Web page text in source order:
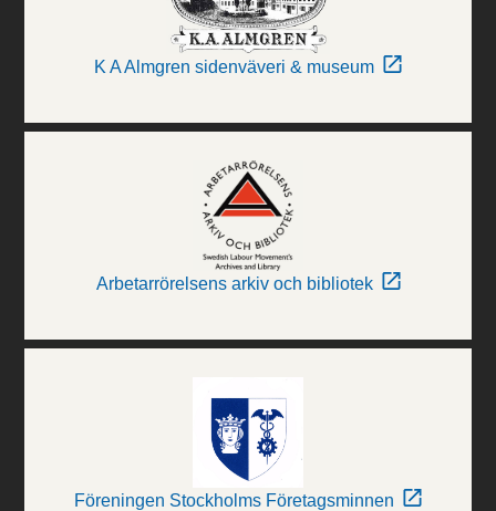
K A Almgren sidenväveri & museum
Arbetarrörelsens arkiv och bibliotek
Föreningen Stockholms Företagsminnen